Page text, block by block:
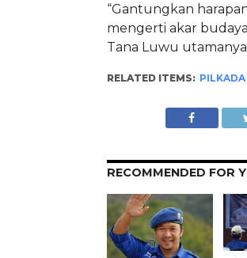
“Gantungkan
mengerti akar
Tana Luwu
RELATED ITEMS:
RECOMMENDED FOR